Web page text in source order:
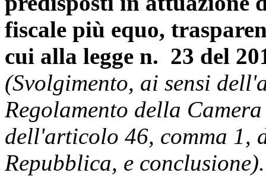
fiscale più equo,
cui alla legge n. 23 del
(Svolgimento, ai sensi
Regolamento della
dell'articolo 46, comma 1,
Repubblica, e conclusione).